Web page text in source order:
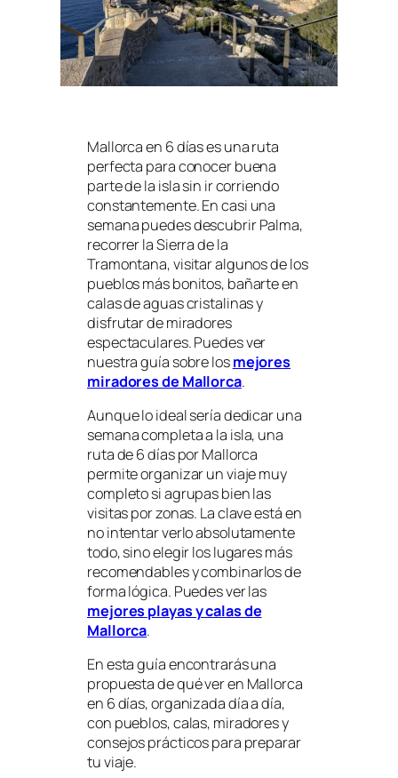
Mallorca en 6 días es una ruta
perfecta para conocer buena
parte de la isla sin ir corriendo
constantemente. En casi una
semana puedes descubrir Palma,
recorrer la Sierra de la
Tramontana, visitar algunos de los
pueblos más bonitos, bañarte en
calas de aguas cristalinas y
disfrutar de miradores
espectaculares. Puedes ver
nuestra guía sobre losmejores
miradores de Mallorca.
Aunque lo ideal sería dedicar una
semana completa a la isla, una
ruta de 6 días por Mallorca
permite organizar un viaje muy
completo si agrupas bien las
visitas por zonas. La clave está en
no intentar verlo absolutamente
todo, sino elegir los lugares más
recomendables y combinarlos de
forma lógica. Puedes ver las
mejores playas y calas de
Mallorca.
En esta guía encontrarás una
propuesta de qué ver en Mallorca
en 6 días, organizada día a día,
con pueblos, calas, miradores y
consejos prácticos para preparar
tu viaje.